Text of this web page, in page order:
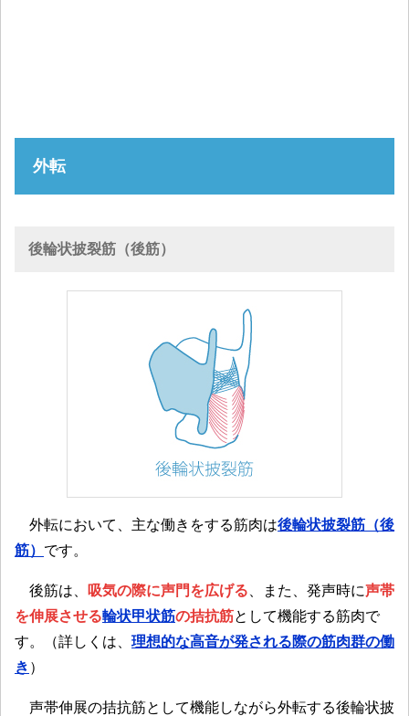
外転
後輪状披裂筋（後筋）
外転において、主な働きをする筋肉は後輪状披裂筋（後
筋） です。
後筋は、 吸気の際に声門を広げる 、また、発声時に声帯
を伸展させる輪状甲状筋の拮抗筋として機能する筋肉で
す。（詳しくは、 理想的な高音が発される際の筋肉群の働
き ）
声帯伸展の拮抗筋として機能しながら外転する後輪状披